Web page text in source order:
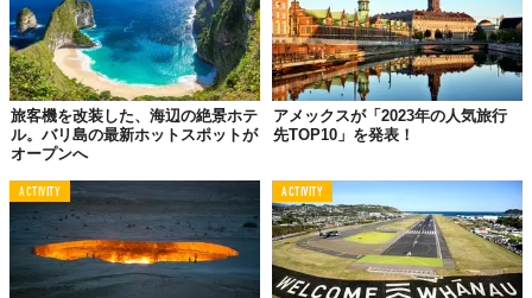
©Airbnb Japan株式会社
さて、ただホテルを紹介したいだけではありません。
映画の公開を記念して、バービーの恋人・ケンの部屋にゲスト2名
を招待してくれるんだって。しかもなんと、俳優のライアン・ゴ
ズリング扮するケン自らがホスティングしてくれるんだって！
旅客機を改装した、海辺の絶景ホテ
ル。バリ島の最新ホットスポットが
オープンへ
アメックスが「2023年の人気旅行
先TOP10」を発表！
ACTIVITY ACTIVITY